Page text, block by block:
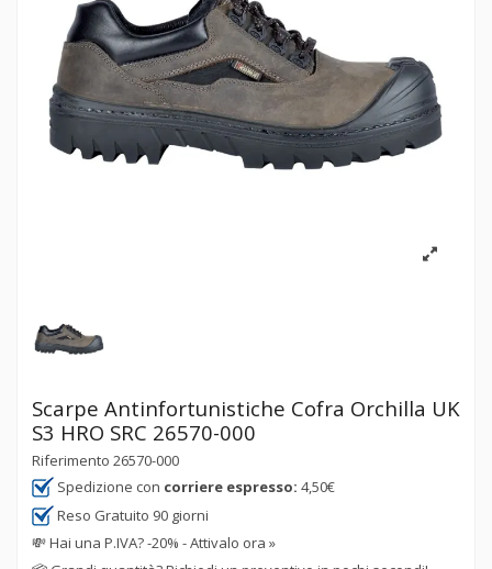
Scarpe Antinfortunistiche Cofra Orchilla UK
S3 HRO SRC 26570-000
Riferimento 26570-000
Spedizione con corriere espresso: 4,50€
Reso Gratuito 90 giorni
💸Hai una P.IVA? -20% - Attivalo ora »